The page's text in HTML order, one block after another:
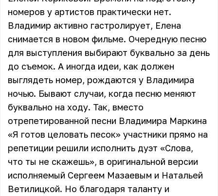
номеров у артистов практически нет.
Владимир активно гастролирует, Елена
снимается в новом фильме. Очередную песню
для выступления выбирают буквально за день
до съемок. А иногда идеи, как должен
выглядеть номер, рождаются у Владимира
ночью. Бывают случаи, когда песню меняют
буквально на ходу. Так, вместо
отрепетированной песни Владимира Маркина
«Я готов целовать песок» участники прямо на
репетиции решили исполнить дуэт «Слова,
что ты не скажешь», в оригинальной версии
исполняемый Сергеем Мазаевым и Натальей
Ветилицкой. Но благодаря таланту и